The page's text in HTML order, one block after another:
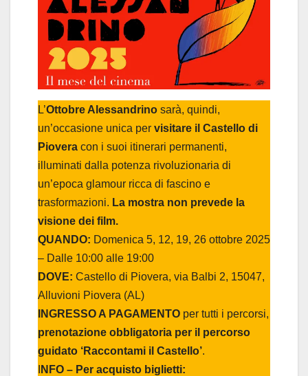
L’Ottobre Alessandrino sarà, quindi,
un’occasione unica per visitare il Castello di
Piovera con i suoi itinerari permanenti,
illuminati dalla potenza rivoluzionaria di
un’epoca glamour ricca di fascino e
trasformazioni. La mostra non prevede la
visione dei film.
QUANDO: Domenica 5, 12, 19, 26 ottobre 2025
– Dalle 10:00 alle 19:00
DOVE: Castello di Piovera, via Balbi 2, 15047,
Alluvioni Piovera (AL)
INGRESSO A PAGAMENTO per tutti i percorsi,
prenotazione obbligatoria per il percorso
guidato ‘Raccontami il Castello’.
NFO – Per acquisto biglietti: